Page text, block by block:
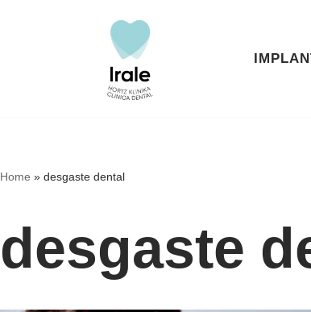
Home » desgaste dental
desgaste